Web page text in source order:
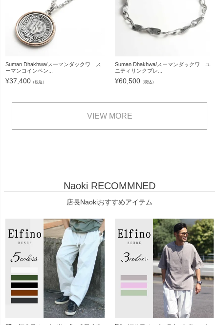
Suman Dhakhwa/スーマンダックワ ス
ーマンコインペン...
¥37,400 （税込）
Suman Dhakhwa/スーマンダックワ ユ
ニティリンクブレ...
¥60,500（税込）
VIEW MORE
Naoki RECOMMNED
店長Naokiおすすめアイテム